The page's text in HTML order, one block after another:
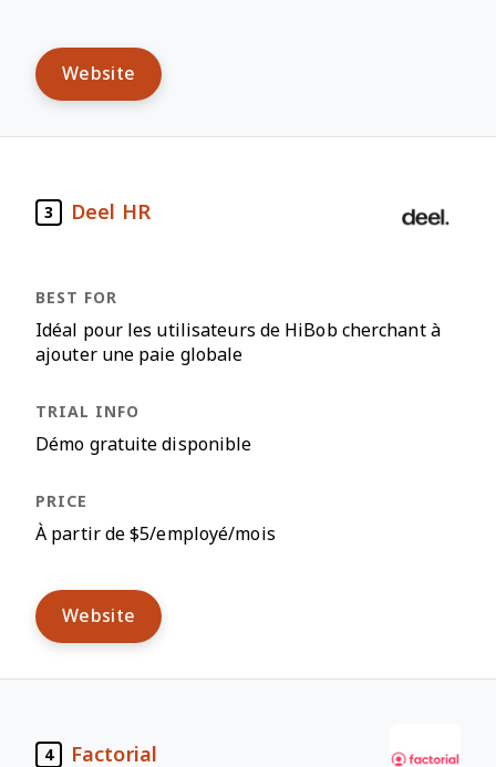
Website
3 Deel HR
Idéal pour les utilisateurs de HiBob cherchant à
ajouter une paie globale
Démo gratuite disponible
À partir de $5/employé/mois
Website
4 Factorial